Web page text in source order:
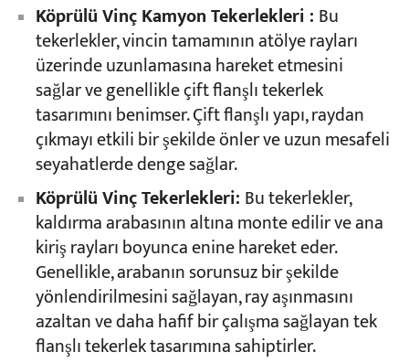
Köprülü Vinç Kamyon Tekerlekleri : Bu
tekerlekler, vincin tamamının atölye rayları
üzerinde uzunlamasına hareket etmesini
sağlar ve genellikle çift flanşlı tekerlek
tasarımını benimser. Çift flanşlı yapı, raydan
çıkmayı etkili bir şekilde önler ve uzun mesafeli
seyahatlerde denge sağlar.
Köprülü Vinç Tekerlekleri: Bu tekerlekler,
kaldırma arabasının altına monte edilir ve ana
kiriş rayları boyunca enine hareket eder.
Genellikle, arabanın sorunsuz bir şekilde
yönlendirilmesini sağlayan, ray aşınmasını
azaltan ve daha hafif bir çalışma sağlayan tek
flanşlı tekerlek tasarımına sahiptirler.